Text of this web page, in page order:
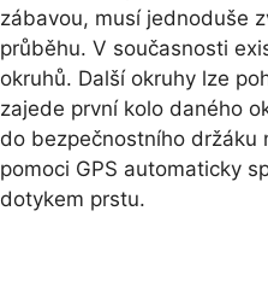
zábavou, musí jednoduše
průběhu. V současnosti
okruhů. Další okruhy lze
zajede první kolo daného
do bezpečnostního držáku
pomoci GPS automaticky
dotykem prstu.